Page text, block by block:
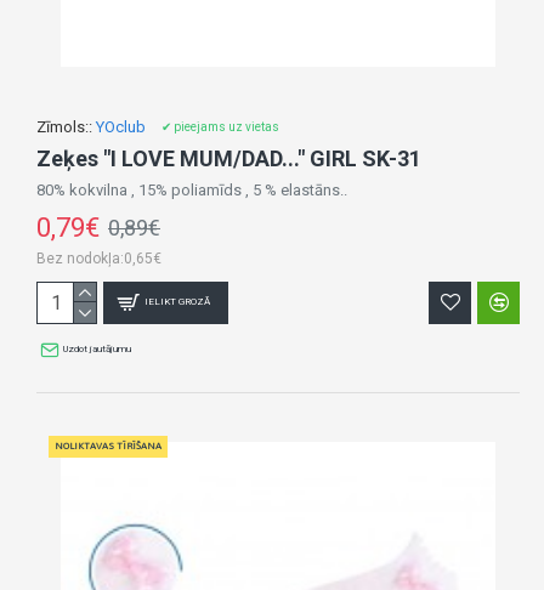
Zīmols:: YOclub ✔ pieejams uz vietas
Zeķes "I LOVE MUM/DAD..." GIRL SK-31
80% kokvilna , 15% poliamīds , 5 % elastāns..
0,79€ 0,89€
Bez nodokļa:0,65€
IELIKT GROZĀ
Uzdot jautājumu
NOLIKTAVAS TĪRĪŠANA